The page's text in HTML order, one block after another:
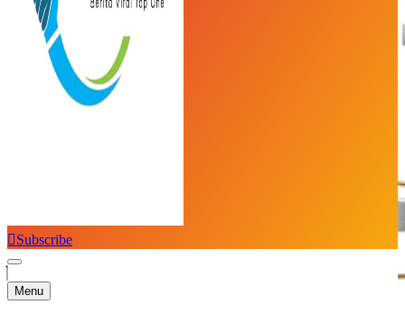
Top Viral
Subscribe
Menu